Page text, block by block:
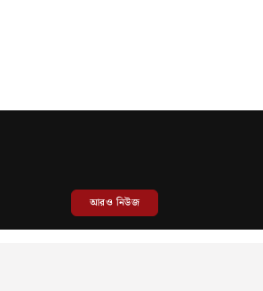
আরও নিউজ